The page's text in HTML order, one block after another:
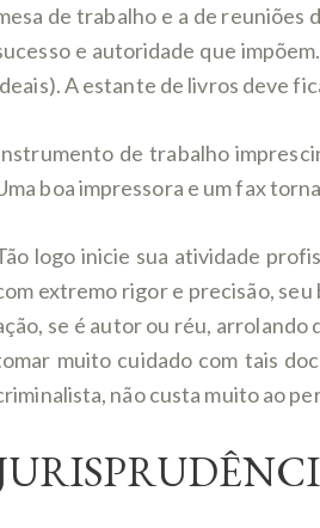
de trabalho e a de reuniões
e autoridade que
A estante de livros deve
de trabalho
boa impressora e um fax
logo inicie sua atividade
extremo rigor e precisão,
se é autor ou réu,
muito cuidado com tais
não custa muito ao